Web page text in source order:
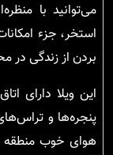
می‌توانید با
استخر، جزء
بردن از زندگی
این ویلا دارای
پنجره‌ها و
هوای خوب منطقه